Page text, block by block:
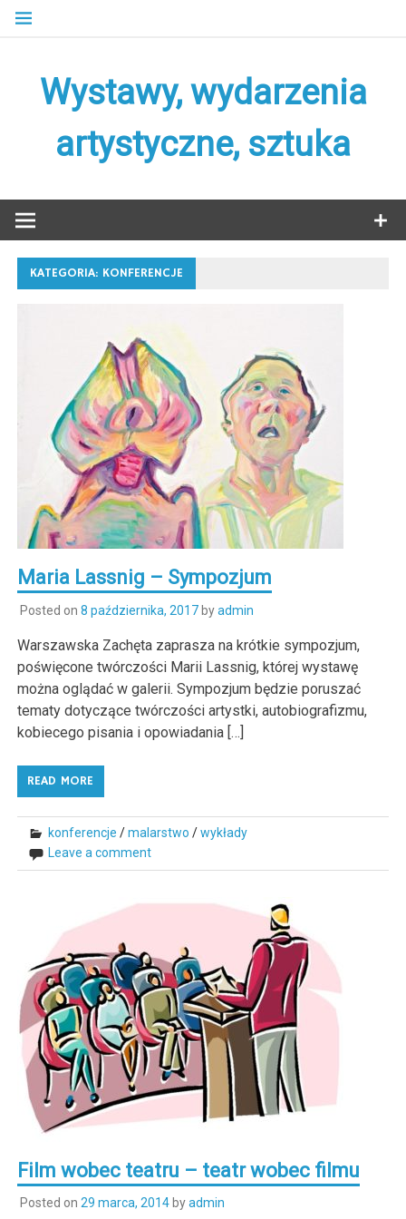
Skip
Wystawy, wydarzenia
artystyczne, sztuka
KATEGORIA: KONFERENCJE
Maria Lassnig – Sympozjum
Posted on 8 października, 2017byadmin
Warszawska Zachęta zaprasza na krótkie sympozjum,
poświęcone twórczości Marii Lassnig, której wystawę
można oglądać w galerii. Sympozjum będzie poruszać
tematy dotyczące twórczości artystki, autobiografizmu,
kobiecego pisania i opowiadania […]
READ MORE
konferencje /malarstwo /wykłady
Leave a comment
Film wobec teatru – teatr wobec filmu
Posted on 29 marca, 2014byadmin